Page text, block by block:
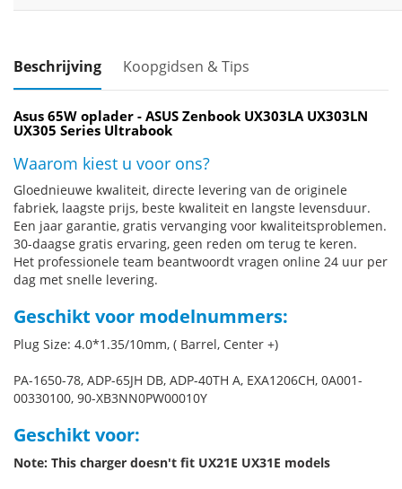
Beschrijving Koopgidsen & Tips
Asus 65W oplader - ASUS Zenbook UX303LA UX303LN
UX305 Series Ultrabook
Waarom kiest u voor ons?
Gloednieuwe kwaliteit, directe levering van de originele
fabriek, laagste prijs, beste kwaliteit en langste levensduur.
Een jaar garantie, gratis vervanging voor kwaliteitsproblemen.
30-daagse gratis ervaring, geen reden om terug te keren.
Het professionele team beantwoordt vragen online 24 uur per
dag met snelle levering.
Geschikt voor modelnummers:
Plug Size: 4.0*1.35/10mm, ( Barrel, Center +)
PA-1650-78, ADP-65JH DB, ADP-40TH A, EXA1206CH, 0A001-
00330100, 90-XB3NN0PW00010Y
Geschikt voor:
Note: This charger doesn't fit UX21E UX31E models